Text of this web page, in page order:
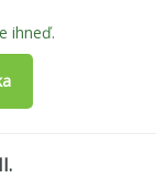
ihneď.